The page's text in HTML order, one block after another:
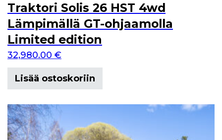
Traktori Solis 26 HST 4wd
Lämpimällä GT-ohjaamolla
Limited edition
32,980.00 €
Lisää ostoskoriin